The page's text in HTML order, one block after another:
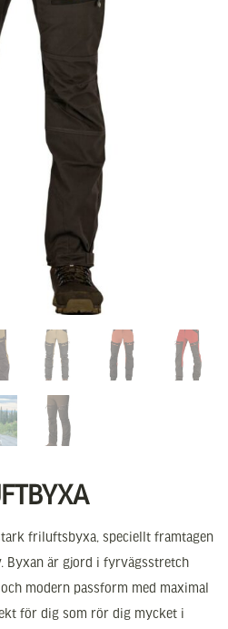
friluftsbyxa, speciellt framtagen
är gjord i fyrvägsstretch
modern passform med maximal
för dig som rör dig mycket i